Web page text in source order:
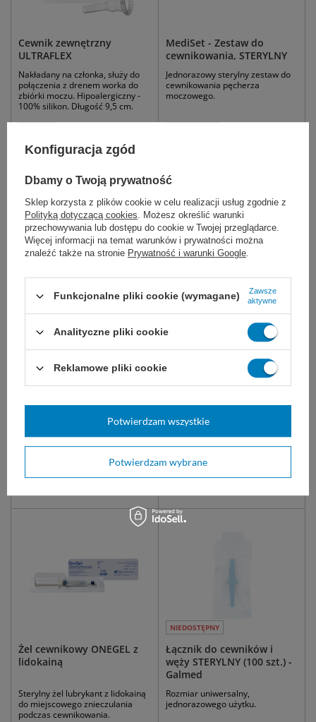
Cewnik zewnętrzny
ULTRAFLEX
Nakładany na członka, służy do
połączenia z drenem worka do
zbiórki moczu. Hipoalergiczny -
100% silikon. Długość 9,5 cm.
Dostępny
8,00 zł
MediSet - Zestaw do
cewnikowania, STERYLNY
Jednorazowy sterylny zestaw do
cewnikowania pęcherza
moczowego.
szt.) STERYLNA - Zarys
Jednorazowy korek do
cewnikach urologicznych.
0,50 zł
Żel cewnikowy CATHEJELL z
lidokainą 12,5 g
Żel do miejscowego znieczulania
11,00 zł
Żel cewnikowy ONEGEL z
lidokainą
Sterylny żel lubrykant z lidokainą
do miejscowego znieczulania
podczas cewnikowania.
NIEDOSTĘPNY
Łącznik do cewników i
węży STERYLNY (100 szt.) -
Galmed
Rozmiar uniwersalny,
jednorazowego użytku.
Konfiguracja zgód
Dbamy o Twoją prywatność
Sklep korzysta z plików cookie w celu realizacji usług zgodnie z
Polityką dotyczącą cookies. Możesz określić warunki
przechowywania lub dostępu do cookie w Twojej przeglądarce.
Więcej informacji na temat warunków i prywatności można
znaleźć także na stronie Prywatność i warunki Google.
Funkcjonalne pliki cookie (wymagane)
Zawsze
aktywne
Analityczne pliki cookie
Reklamowe pliki cookie
Potwierdzam wybrane
Potwierdzam wszystkie